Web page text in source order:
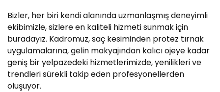
Bizler, her biri kendi alanında uzmanlaşmış deneyimli
ekibimizle, sizlere en kaliteli hizmeti sunmak için
buradayız. Kadromuz, saç kesiminden protez tırnak
uygulamalarına, gelin makyajından kalıcı ojeye kadar
geniş bir yelpazedeki hizmetlerimizde, yenilikleri ve
trendleri sürekli takip eden profesyonellerden
oluşuyor.